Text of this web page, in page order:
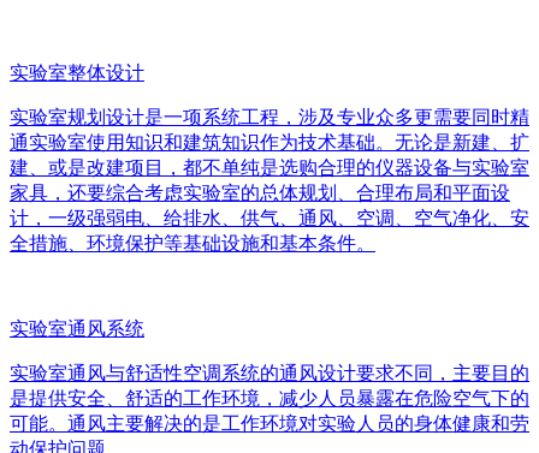
实验室整体设计
实验室规划设计是一项系统工程，涉及专业众多更需要同时精
通实验室使用知识和建筑知识作为技术基础。无论是新建、扩
建、或是改建项目，都不单纯是选购合理的仪器设备与实验室
家具，还要综合考虑实验室的总体规划、合理布局和平面设
计，一级强弱电、给排水、供气、通风、空调、空气净化、安
全措施、环境保护等基础设施和基本条件。
实验室通风系统
实验室通风与舒适性空调系统的通风设计要求不同，主要目的
是提供安全、舒适的工作环境，减少人员暴露在危险空气下的
可能。通风主要解决的是工作环境对实验人员的身体健康和劳
动保护问题。